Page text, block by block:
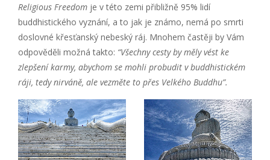
Religious Freedom je v této zemi přibližně 95% lidí
buddhistického vyznání, a to jak je známo, nemá po smrti
doslovné křesťanský nebeský ráj. Mnohem častěji by Vám
odpověděli možná takto: “Všechny cesty by měly vést ke
zlepšení karmy, abychom se mohli probudit v buddhistickém
ráji, tedy nirváně, ale vezměte to přes Velkého Buddhu”.